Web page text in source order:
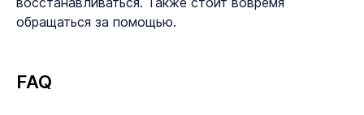
обращаться за помощью.
FAQ